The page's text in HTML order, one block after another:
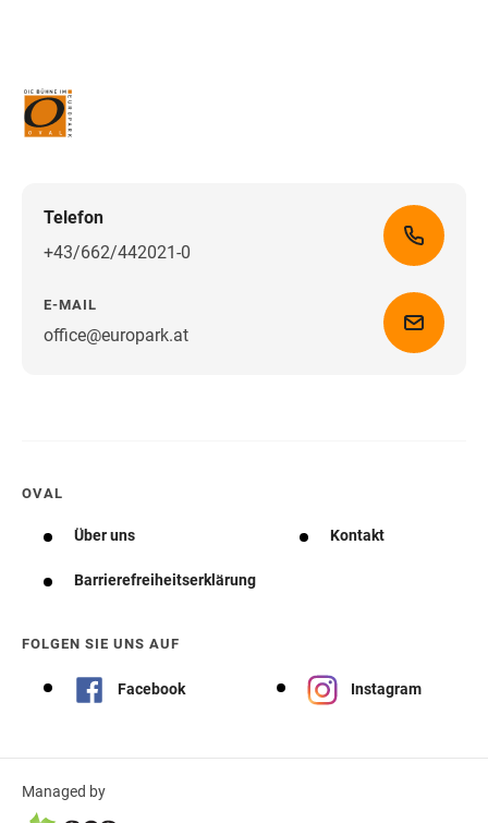
Telefon
+43/662/442021-0
E-MAIL
office@europark.atWegbeschreibung erhalten
OVAL
Über uns Kontakt
Barrierefreiheitserklärung
FOLGEN SIE UNS AUF
Facebook Instagram
Managed by